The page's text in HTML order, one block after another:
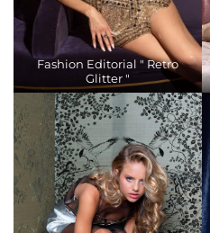
Fashion Editorial " Retro
Glitter "